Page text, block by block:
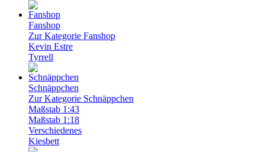
Fanshop
Zur Kategorie Fanshop
Kevin Estre
Tyrrell
Schnäppchen
Zur Kategorie Schnäppchen
Maßstab 1:43
Maßstab 1:18
Verschiedenes
Kiesbett